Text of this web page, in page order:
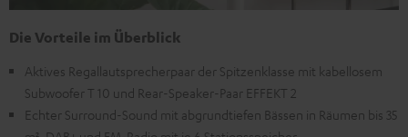
Die Vorteile im Überblick
Aktives Regallautsprecherpaar der Spitzenklasse mit kabellosem
Subwoofer T 10 und Rear-Speaker-Paar EFFEKT 2
Echter Surround-Sound mit abgrundtiefen Bässen in Räumen bis 35